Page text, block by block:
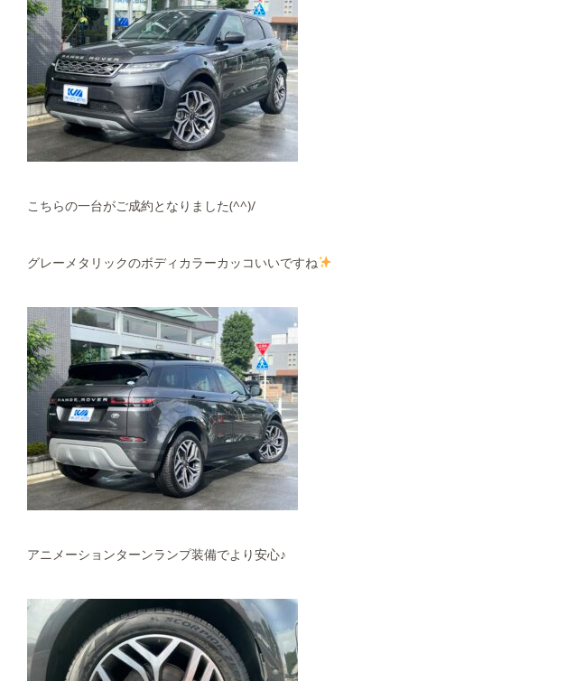
こちらの一台がご成約となりました(^^)/
グレーメタリックのボディカラーカッコいいですね
アニメーションターンランプ装備でより安心♪